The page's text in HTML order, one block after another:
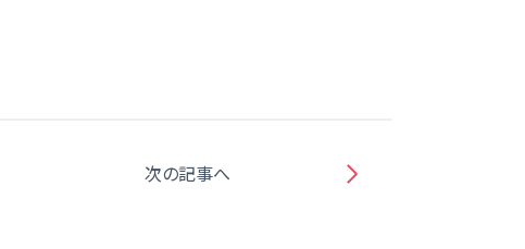
次の記事へ